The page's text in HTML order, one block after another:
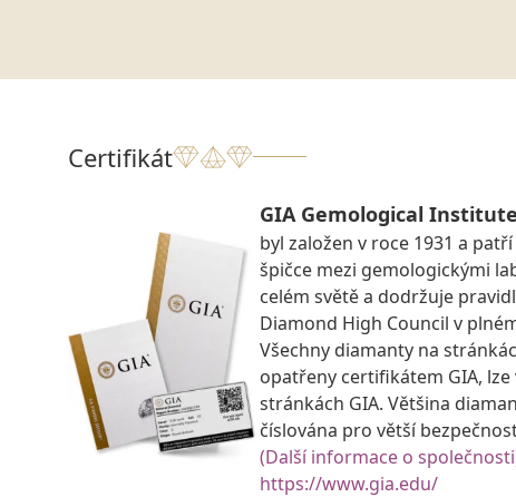
Certifikát
GIA Gemological
byl založen v roce 1931 a
špičce mezi gemologickými
celém světě a dodržuje
Diamond High Council v
Všechny diamanty na
opatřeny certifikátem GIA,
stránkách GIA. Většina
číslována pro větší
(Další informace o
https://www.gia.edu/